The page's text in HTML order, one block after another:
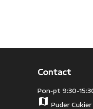
Contact
Pon-pt 9:30-
map Puder Cukier